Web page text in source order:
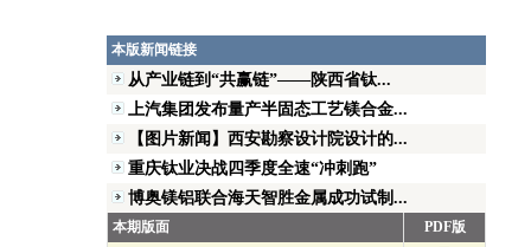
本版新闻链接
从产业链到“共赢链”——陕西省钛...
上汽集团发布量产半固态工艺镁合金...
【图片新闻】西安勘察设计院设计的...
重庆钛业决战四季度全速“冲刺跑”
博奥镁铝联合海天智胜金属成功试制...
本期版面
PDF版